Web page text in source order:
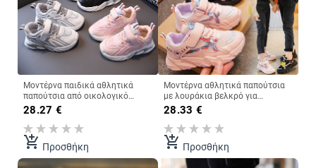
Μοντέρνα παιδικά αθλητικά
παπούτσια από οικολογικό
δέρμα και πλέγμα
28.27 €
add_shopping_cart Προσθήκη
Μοντέρνα αθλητικά παπούτσια
με λουράκια βελκρό για
κορίτσια και αγόρια
28.33 €
add_shopping_cart Προσθήκη